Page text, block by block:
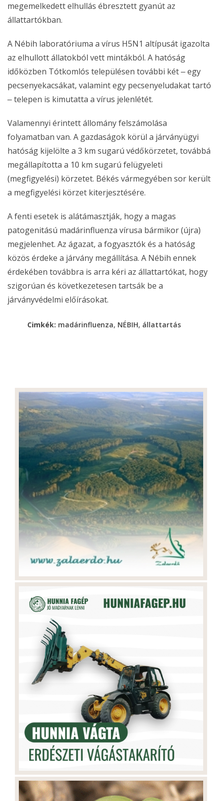
megemelkedett elhullás ébresztett gyanút az
állattartókban.
A Nébih laboratóriuma a vírus H5N1 altípusát igazolta
az elhullott állatokból vett mintákból. A hatóság
időközben Tótkomlós településen további két ‒ egy
pecsenyekacsákat, valamint egy pecsenyeludakat tartó
‒ telepen is kimutatta a vírus jelenlétét.
Valamennyi érintett állomány felszámolása
folyamatban van. A gazdaságok körül a járványügyi
hatóság kijelölte a 3 km sugarú védőkörzetet, továbbá
megállapította a 10 km sugarú felügyeleti
(megfigyelési) körzetet. Békés vármegyében sor került
a megfigyelési körzet kiterjesztésére.
A fenti esetek is alátámasztják, hogy a magas
patogenitású madárinfluenza vírusa bármikor (újra)
megjelenhet. Az ágazat, a fogyasztók és a hatóság
közös érdeke a járvány megállítása. A Nébih ennek
érdekében továbbra is arra kéri az állattartókat, hogy
szigorúan és következetesen tartsák be a
járványvédelmi előírásokat.
Cimkék: madárinfluenza, NÉBIH, állattartás